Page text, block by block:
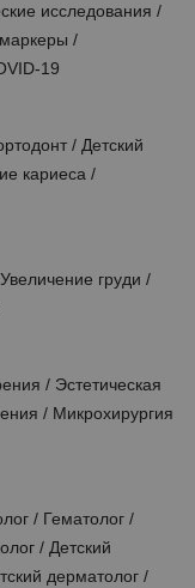
исследования /
/
19
/ Детский
кариеса /
Увеличение груди /
/ Эстетическая
/ Микрохирургия
/ Гематолог /
/ Детский
дерматолог /